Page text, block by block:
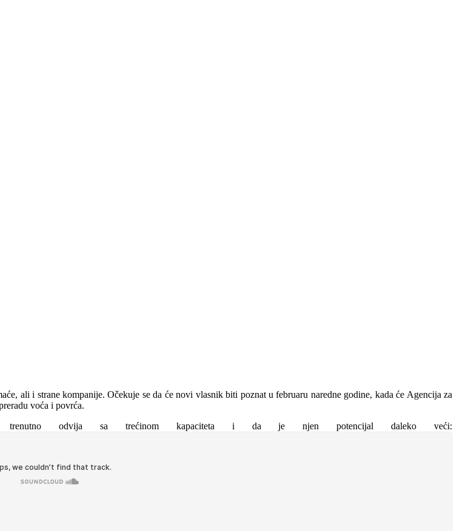
ali i strane kompanije. Očekuje se da će novi vlasnik biti poznat u februaru naredne godine, kada će Agencija za
voća i povrća.
trenutno odvija sa trećinom kapaciteta i da je njen potencijal daleko veći: